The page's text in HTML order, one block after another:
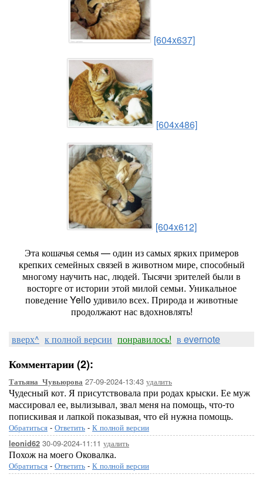
[604x637]
[604x486]
[604x612]
Эта кошачья семья — один из самых ярких примеров
крепких семейных связей в животном мире, способный
многому научить нас, людей. Тысячи зрителей были в
восторге от истории этой милой семьи. Уникальное
поведение Yello удивило всех. Природа и животные
продолжают нас вдохновлять!
вверх^ к полной версии понравилось! в evernote
Комментарии (2):
Татьяна_Чувьюрова 27-09-2024-13:43 удалить
Чудесный кот. Я присутствовала при родах крыски. Ее муж
массировал ее, вылизывал, звал меня на помощь, что-то
попискивая и лапкой показывая, что ей нужна помощь.
Обратиться - Ответить - К полной версии
leonid62 30-09-2024-11:11 удалить
Похож на моего Оковалка.
Обратиться - Ответить - К полной версии